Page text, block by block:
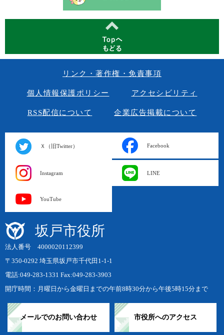
リンク・著作権・免責事項
個人情報保護ポリシー アクセシビリティ
RSS配信について 企業広告掲載について
Ｘ（旧Twitter） Facebook
Instagram LINE
YouTube
坂戸市役所
法人番号 4000020112399
〒350-0292 埼玉県坂戸市千代田1-1-1
電話:049-283-1331 Fax:049-283-3903
開庁時間：月曜日から金曜日までの午前8時30分から午後5時15分まで
メールでのお問い合わせ 市役所へのアクセス